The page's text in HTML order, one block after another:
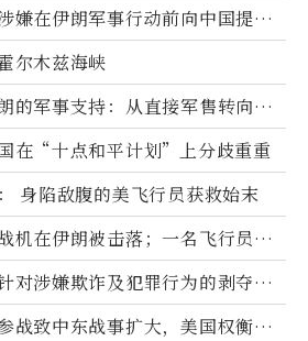
嫌在伊朗军事行动前向中国提供
卫星图像
尔木兹海峡
的军事支持：从直接军售转向间
在“十点和平计划”上分歧重重
身陷敌腹的美飞行员获救始末
机在伊朗被击落；一名飞行员失
对涉嫌欺诈及犯罪行为的剥夺公
战致中东战事扩大，美国权衡地